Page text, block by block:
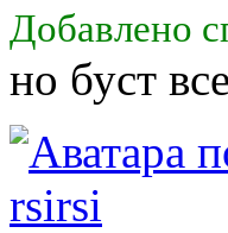
Добавлено
но буст
rsirsi